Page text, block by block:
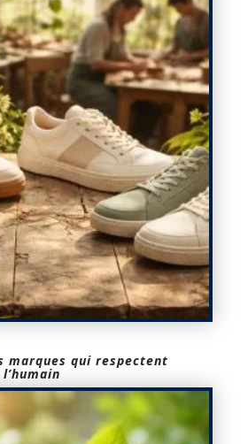
marques qui respectent